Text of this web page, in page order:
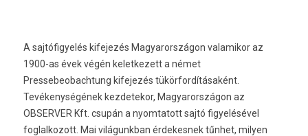
A sajtófigyelés kifejezés Magyarországon valamikor az
1900-as évek végén keletkezett a német
Pressebeobachtung kifejezés tükörfordításaként.
Tevékenységének kezdetekor, Magyarországon az
OBSERVER Kft. csupán a nyomtatott sajtó figyelésével
foglalkozott. Mai világunkban érdekesnek tűnhet, milyen